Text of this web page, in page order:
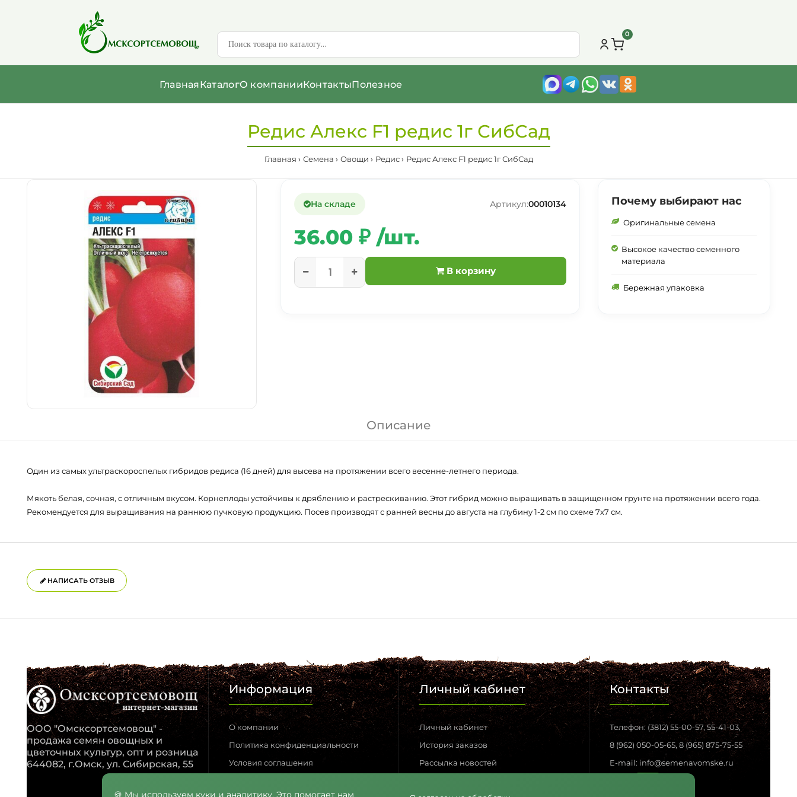
0
ГлавнаяКаталогО компанииКонтактыПолезное
Редис Алекс F1 редис 1г СибСад
Главная Семена Овощи Редис Редис Алекс F1 редис 1г СибСад
На складе Артикул:00010134
36.00 ₽ /шт.
В корзину
Почему выбирают нас
Оригинальные семена
Высокое качество семенного
материала
Бережная упаковка
Описание
Один из самых ультраскороспелых гибридов редиса (16 дней) для высева на протяжении всего весенне-летнего периода.
Мякоть белая, сочная, с отличным вкусом. Корнеплоды устойчивы к дряблению и растрескиванию. Этот гибрид можно выращивать в защищенном грунте на протяжении всего года.
Рекомендуется для выращивания на раннюю пучковую продукцию. Посев производят с ранней весны до августа на глубину 1-2 см по схеме 7х7 см.
НАПИСАТЬ ОТЗЫВ
ООО "Омсксортсемовощ" -
продажа семян овощных и
цветочных культур, опт и розница
644082, г.Омск, ул. Сибирская, 55
Информация
О компании
Политика конфиденциальности
Условия соглашения
Личный кабинет
Личный кабинет
История заказов
Рассылка новостей
Контакты
Телефон: (3812) 55-00-57, 55-41-03,
8 (962) 050-05-65, 8 (965) 875-75-55
E-mail: info@semenavomske.ru
🍪 Мы используем куки и аналитику. Это помогает нам